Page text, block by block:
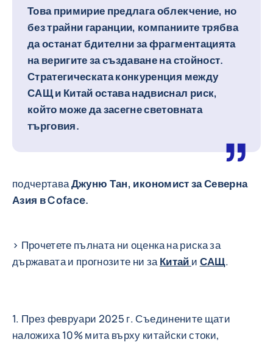
Това примирие предлага облекчение, но
без трайни гаранции, компаниите трябва
да останат бдителни за фрагментацията
на веригите за създаване на стойност.
Стратегическата конкуренция между
САЩ и Китай остава надвиснал риск,
който може да засегне световната
търговия.
подчертаваДжуню Тан, икономист за Северна
Азия в Coface.
> Прочетете пълната ни оценка на риска за
държавата и прогнозите ни заКитай и САЩ.
1. През февруари 2025 г. Съединените щати
наложиха 10% мита върху китайски стоки,